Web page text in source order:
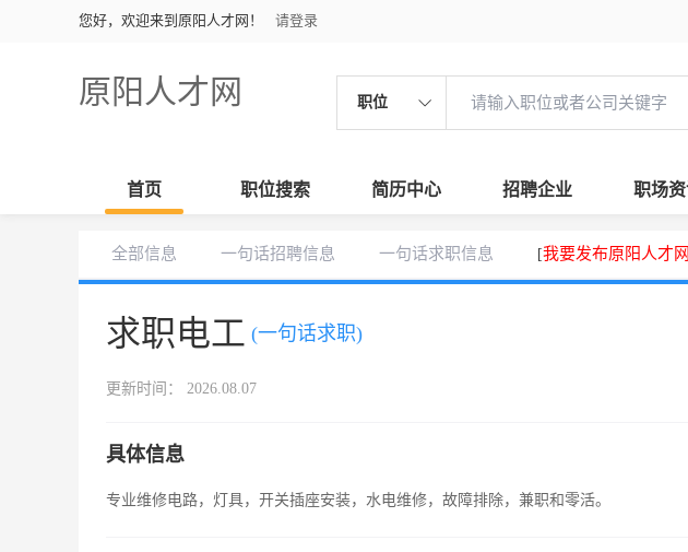
您好，欢迎来到原阳人才网！ 请登录
原阳人才网 职位
首页 职位搜索 简历中心 招聘企业 职场
全部信息 一句话招聘信息 一句话求职信息 [我要发布原阳人才
求职电工 (一句话求职)
更新时间： 2026.08.07
具体信息
专业维修电路，灯具，开关插座安装，水电维修，故障排除，兼职和零活。